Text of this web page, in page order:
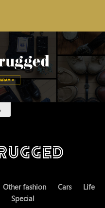
Other fashion Cars
Life
Special